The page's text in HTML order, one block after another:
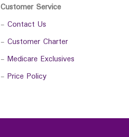
Customer Service
- Contact Us
- Customer Charter
- Medicare Exclusives
- Price Policy